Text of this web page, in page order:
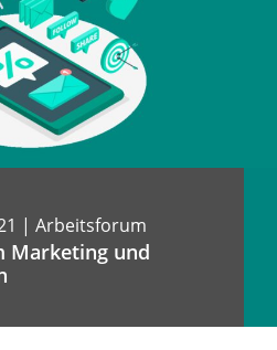
| Arbeitsforum
Marketing und